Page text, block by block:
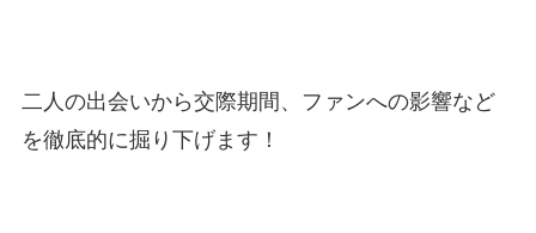
二人の出会いから交際期間、ファンへの影響など
を徹底的に掘り下げます！